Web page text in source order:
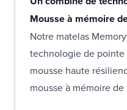
Mousse à mémoire
Notre matelas
technologie de pointe
mousse haute
mousse à mémoire